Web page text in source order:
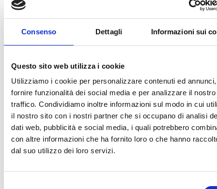
Consenso Dettagli Informazioni sui
Questo sito web utilizza i cookie
Utilizziamo i cookie per personalizzare contenuti ed
fornire funzionalità dei social media e per analizzare il nostro
traffico. Condividiamo inoltre informazioni sul modo in cui
il nostro sito con i nostri partner che si occupano di analisi
dati web, pubblicità e social media, i quali potrebbero
con altre informazioni che ha fornito loro o che hanno
dal suo utilizzo dei loro servizi.
il resto del
nostroservizio espressola consegna delle merci
può avvenire
entro 24h o 48h dalla partenza.
Contattaciper maggiori informazioni. Ti
proposta personalizzata e una soluzione di trasporto
idonea alle tue esigenze.
Cerca